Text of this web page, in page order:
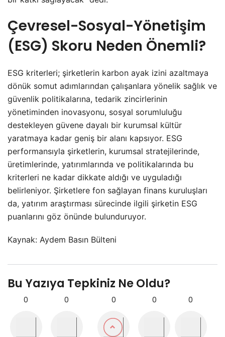
Çevresel-Sosyal-Yönetişim
(ESG) Skoru Neden Önemli?
ESG kriterleri; şirketlerin karbon ayak izini azaltmaya
dönük somut adımlarından çalışanlara yönelik sağlık ve
güvenlik politikalarına, tedarik zincirlerinin
yönetiminden inovasyonu, sosyal sorumluluğu
destekleyen güvene dayalı bir kurumsal kültür
yaratmaya kadar geniş bir alanı kapsıyor. ESG
performansıyla şirketlerin, kurumsal stratejilerinde,
üretimlerinde, yatırımlarında ve politikalarında bu
kriterleri ne kadar dikkate aldığı ve uyguladığı
belirleniyor. Şirketlere fon sağlayan finans kuruluşları
da, yatırım araştırması sürecinde ilgili şirketin ESG
puanlarını göz önünde bulunduruyor.
Kaynak: Aydem Basın Bülteni
Bu Yazıya Tepkiniz Ne Oldu?
0 0 0 0 0